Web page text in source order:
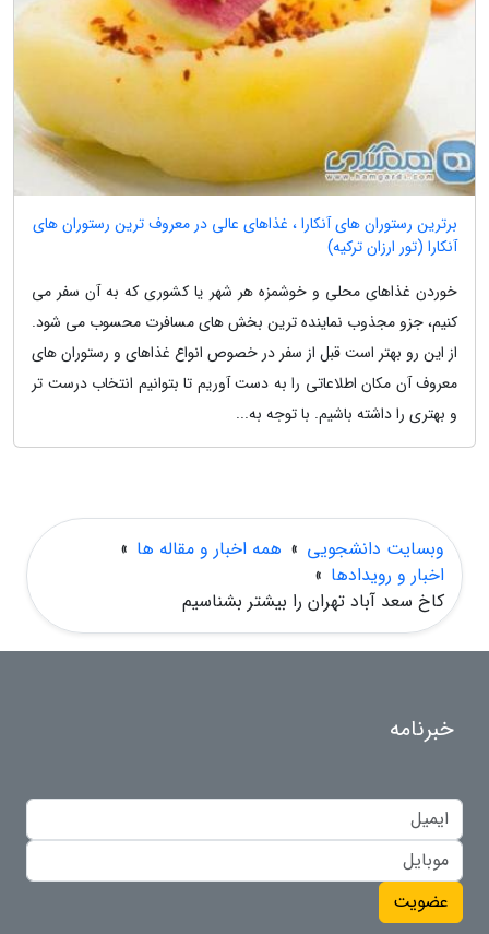
برترین رستوران های آنکارا ، غذاهای عالی در معروف ترین رستوران های
آنکارا (تور ارزان ترکیه)
خوردن غذاهای محلی و خوشمزه هر شهر یا کشوری که به آن سفر می
کنیم، جزو مجذوب نماینده ترین بخش های مسافرت محسوب می شود.
از این رو بهتر است قبل از سفر در خصوص انواع غذاهای و رستوران های
معروف آن مکان اطلاعاتی را به دست آوریم تا بتوانیم انتخاب درست تر
و بهتری را داشته باشیم. با توجه به...
وبسایت دانشجویی » همه اخبار و مقاله ها »
اخبار و رویدادها »
کاخ سعد آباد تهران را بیشتر بشناسیم
خبرنامه
عضویت